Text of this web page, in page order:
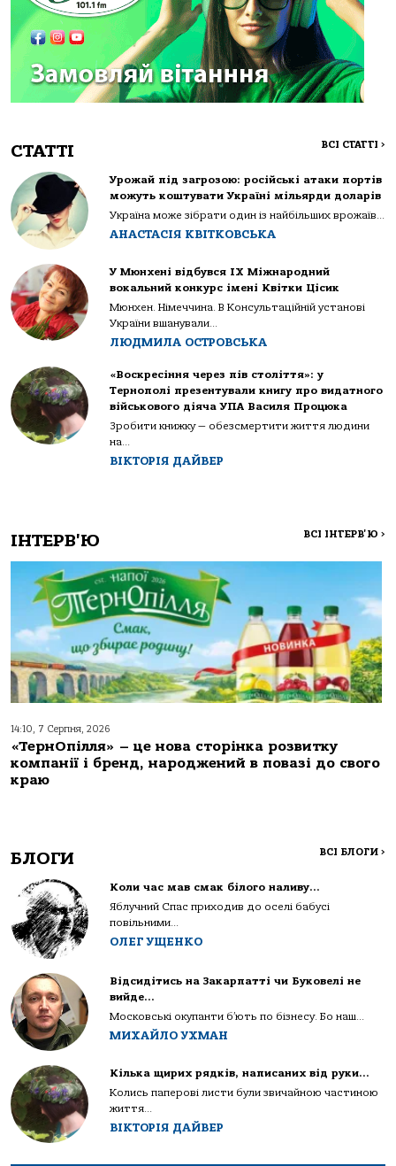
СТАТТІ ВСІ СТАТТІ >
Урожай під загрозою: російські атаки портів
можуть коштувати Україні мільярди доларів
Україна може зібрати один із найбільших врожаїв...
АНАСТАСІЯ КВІТКОВСЬКА
У Мюнхені відбувся IX Міжнародний
вокальний конкурс імені Квітки Цісик
Мюнхен. Німеччина. В Консультаційній установі
України вшанували...
ЛЮДМИЛА ОСТРОВСЬКА
«Воскресіння через пів століття»: у
Тернополі презентували книгу про видатного
військового діяча УПА Василя Процюка
Зробити книжку — обезсмертити життя людини
на...
ВІКТОРІЯ ДАЙВЕР
ІНТЕРВ'Ю ВСІ ІНТЕРВ'Ю >
14:10, 7 Серпня, 2026
«ТернОпілля» – це нова сторінка розвитку
компанії і бренд, народжений в повазі до свого
краю
БЛОГИ ВСІ БЛОГИ >
Коли час мав смак білого наливу…
Яблучний Спас приходив до оселі бабусі
повільними...
ОЛЕГ УЩЕНКО
Відсидітись на Закарпатті чи Буковелі не
вийде…
Московські окупанти б’ють по бізнесу. Бо наш...
МИХАЙЛО УХМАН
Кілька щирих рядків, написаних від руки…
Колись паперові листи були звичайною частиною
життя...
ВІКТОРІЯ ДАЙВЕР